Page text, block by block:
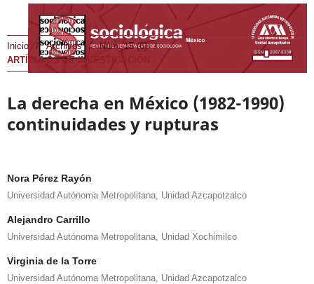
Inicio / Archivos / Núm. 15 (6)
/
ARTÍCULOS DE INVESTIGACIÓN
La derecha en México (1982-1990)
continuidades y rupturas
Nora Pérez Rayón
Universidad Autónoma Metropolitana, Unidad Azcapotzalco
Alejandro Carrillo
Universidad Autónoma Metropolitana, Unidad Xochimilco
Virginia de la Torre
Universidad Autónoma Metropolitana, Unidad Azcapotzalco